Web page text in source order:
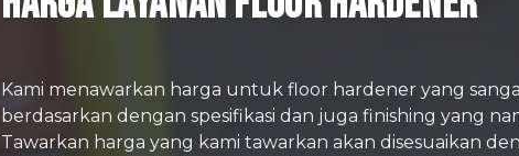
Kami menawarkan harga untuk floor hardener yang
berdasarkan dengan spesifikasi dan juga finishing yang
Tawarkan harga yang kami tawarkan akan disesuaikan